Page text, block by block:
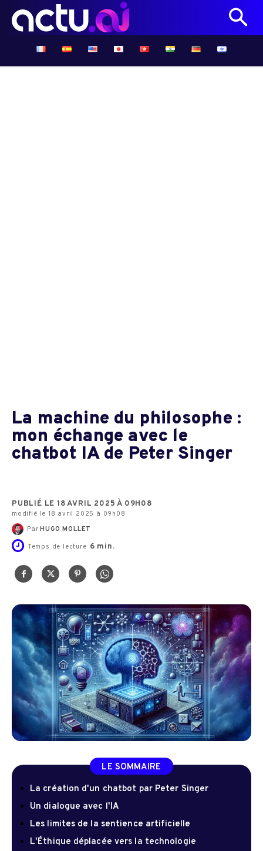
La machine du philosophe :
mon échange avec le
chatbot IA de Peter Singer
PUBLIÉ LE 18 AVRIL 2025 À 09H08
modifié le 18 avril 2025 à 09h08
Par HUGO MOLLET
Temps de lecture 6 min.
LE SOMMAIRE
La création d'un chatbot par Peter Singer
Un dialogue avec l'IA
Les limites de la sentience artificielle
L'Éthique déplacée vers la technologie